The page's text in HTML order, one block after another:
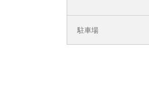
駐車場